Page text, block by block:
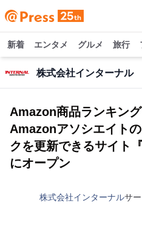
新着 エンタメ グルメ 旅行
株式会社インターナル
Amazon商品ランキン
Amazonアソシエイト
クを更新できるサイト
にオープン
株式会社インターナルサ